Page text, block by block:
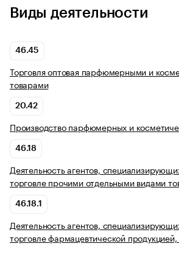
Виды деятельности
46.45
Торговля оптовая парфюмерными и
товарами
20.42
Производство парфюмерных и
46.18
Деятельность агентов,
торговле прочими отдельными видами
46.18.1
Деятельность агентов,
торговле фармацевтической